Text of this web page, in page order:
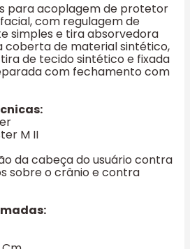
para acoplagem de protetor
com regulagem de
simples e tira absorvedora
coberta de material sintético,
de tecido sintético e fixada
com fechamento com
M II
da cabeça do usuário contra
sobre o crânio e contra